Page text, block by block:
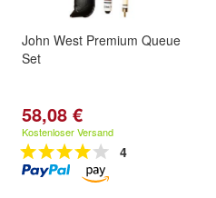
John West Premium Queue
Set
58,08 €
Kostenloser Versand
4